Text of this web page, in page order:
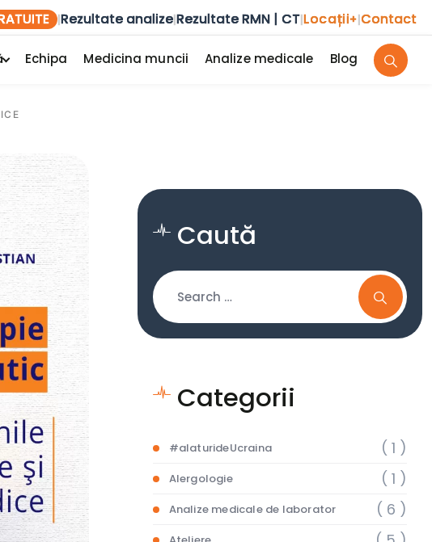
|Rezultate analize|Rezultate RMN | CT|Locații+|Contact
Echipa Medicina muncii Analize medicale Blog
Caută
Categorii
#alaturideUcraina ( 1 )
Alergologie ( 1 )
Analize medicale de laborator ( 6 )